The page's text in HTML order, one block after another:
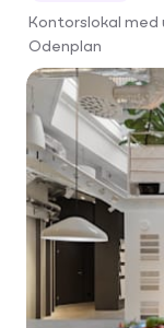
Kontorslokal med
Odenplan